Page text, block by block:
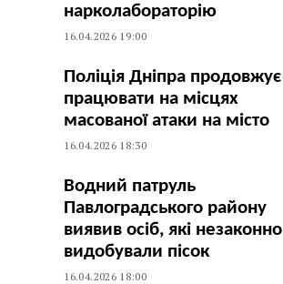
нарколабораторію
16.04.2026 19:00
Поліція Дніпра продовжує
працювати на місцях
масованої атаки на місто
16.04.2026 18:30
Водний патруль
Павлоградського району
виявив осіб, які незаконно
видобували пісок
16.04.2026 18:00